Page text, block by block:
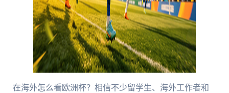
在海外怎么看欧洲杯？相信不少留学生、海外工作者和